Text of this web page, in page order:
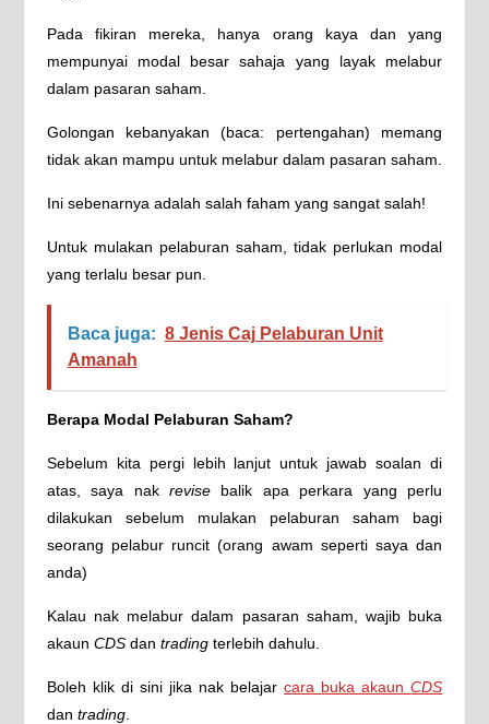
Pada fikiran mereka, hanya orang kaya dan yang
mempunyai modal besar sahaja yang layak melabur
dalam pasaran saham.
Golongan kebanyakan (baca: pertengahan) memang
tidak akan mampu untuk melabur dalam pasaran saham.
Ini sebenarnya adalah salah faham yang sangat salah!
Untuk mulakan pelaburan saham, tidak perlukan modal
yang terlalu besar pun.
Baca juga: 8 Jenis Caj Pelaburan Unit
Amanah
Berapa Modal Pelaburan Saham?
Sebelum kita pergi lebih lanjut untuk jawab soalan di
atas, saya nakrevise balik apa perkara yang perlu
dilakukan sebelum mulakan pelaburan saham bagi
seorang pelabur runcit (orang awam seperti saya dan
anda)
Kalau nak melabur dalam pasaran saham, wajib buka
akaun CDSdan tradingterlebih dahulu.
Boleh klik di sini jika nak belajarcara buka akaunCDS
dan trading.